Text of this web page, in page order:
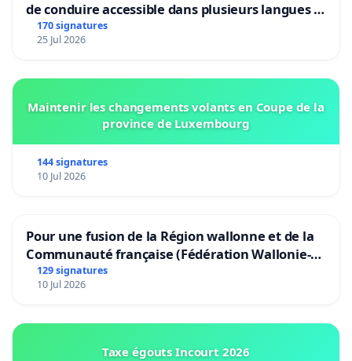
de conduire accessible dans plusieurs langues à
Bruxelles
170 signatures
25 Jul 2026
Maintenir les changements volants en Coupe de la
province de Luxembourg
144 signatures
10 Jul 2026
Pour une fusion de la Région wallonne et de la
Communauté française (Fédération Wallonie-
Bruxelles)
129 signatures
10 Jul 2026
Taxe égouts Incourt 2026